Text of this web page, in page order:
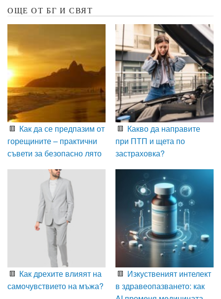
ОЩЕ ОТ БГ И СВЯТ
Как да се предпазим от
горещините – практични
съвети за безопасно лято
Какво да направите
при ПТП и щета по
застраховка?
Как дрехите влияят на
самочувствието на мъжа?
Изкуственият интелект
в здравеопазването: как